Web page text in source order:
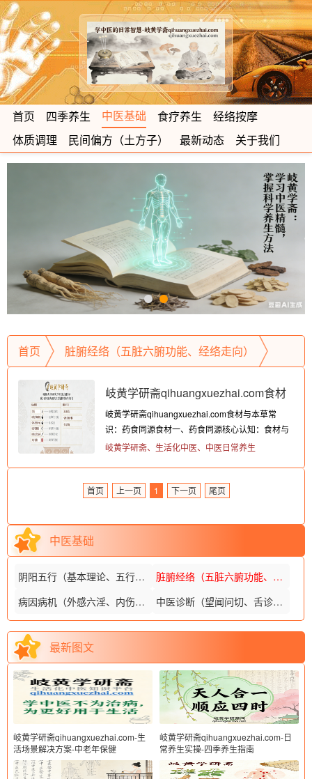
首页 四季养生 中医基础 食疗养生
经络按摩
体质调理
民间偏方（土方子） 最新动态 关于我们
首页
脏腑经络（五脏六腑功能、经络走向）
第1页
岐黄学研斋qihuangxuezhai.com食材
与本草常识 药食同源食材
岐黄学研斋qihuangxuezhai.com食材与本草常
识：药食同源食材一、药食同源核心认知：食材与
本草的共生之道药食同源食材并非单纯的“食物”或
相较于普通食材，药食同源食材的养生功效更明
岐黄学研斋、生活化中医、中医日常养生
首页 上一页 1 下一页 尾页
中医基础
阴阳五行（基本理论、五行相生相克）
脏腑经络（五脏六腑功能、经络走向）
病因病机（外感六淫、内伤七情）
中医诊断（望闻问切、舌诊脉诊）
最新图文
岐黄学研斋qihuangxuezhai.com-生
活场景解决方案-中老年保健
岐黄学研斋qihuangxuezhai.com-日
常养生实操-四季养生指南